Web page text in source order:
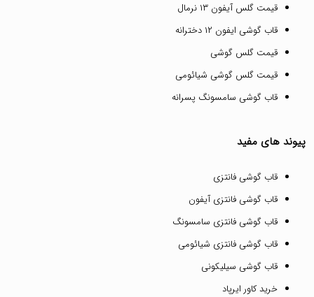
قیمت گلس آیفون ۱۳ نرمال
قاب گوشی ایفون ۱۲ دخترانه
قیمت گلس گوشی
قیمت گلس گوشی شیائومی
قاب گوشی سامسونگ پسرانه
پیوند های مفید
قاب گوشی فانتزی
قاب گوشی فانتزی آیفون
قاب گوشی فانتزی سامسونگ
قاب گوشی فانتزی شیائومی
قاب گوشی سیلیکونی
خرید کاور ایرپاد